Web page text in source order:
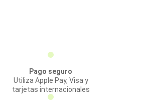
Pago seguro
Utiliza Apple Pay, Visa y
tarjetas internacionales